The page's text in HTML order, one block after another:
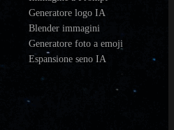
Generatore logo IA
Blender immagini
Generatore foto a emoji
Espansione seno IA